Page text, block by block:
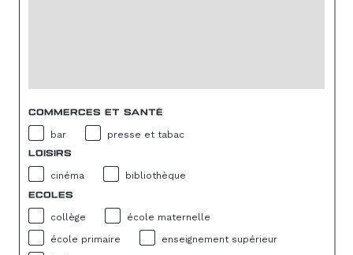
COMMERCES ET SANTÉ
bar presse et tabac
LOISIRS
cinéma bibliothèque
ECOLES
collège école maternelle
école primaire enseignement supérieur